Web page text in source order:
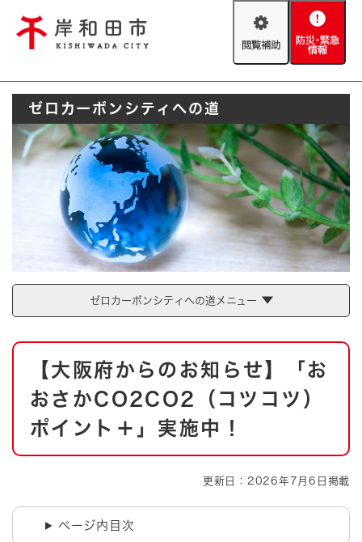
閲
助
防
緊
情
報
Foreign language
やさしい日本語
文字サイズ 標準 拡大
背景色変更 白 黒 青
とじる
防災・緊急情報 救急・消防
ハザードマップ AED設置箇所
とじる
ゼロカーボンシティへの道
ゼロカーボンシティへの道メニュー
本
【大阪府からのお知らせ】「お
おさかCO2CO2（コツコツ）
ポイント＋」実施中！
更新日：2026年7月6日掲載
ページ内目次